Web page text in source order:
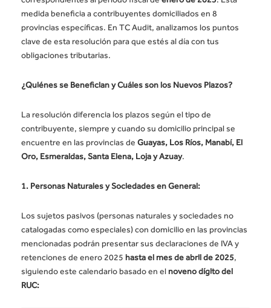
medida beneficia a contribuyentes domiciliados en 8
provincias específicas. En TC Audit, analizamos los puntos
clave de esta resolución para que estés al día con tus
obligaciones tributarias.
¿Quiénes se Benefician y Cuáles son los Nuevos Plazos?
La resolución diferencia los plazos según el tipo de
contribuyente, siempre y cuando su domicilio principal se
encuentre en las provincias de Guayas, Los Ríos, Manabí, El
Oro, Esmeraldas, Santa Elena, Loja y Azuay.
1. Personas Naturales y Sociedades en General:
Los sujetos pasivos (personas naturales y sociedades no
catalogadas como especiales) con domicilio en las provincias
mencionadas podrán presentar sus declaraciones de IVA y
retenciones de enero 2025 hasta el mes de abril de 2025,
siguiendo este calendario basado en elnoveno dígito del
RUC: